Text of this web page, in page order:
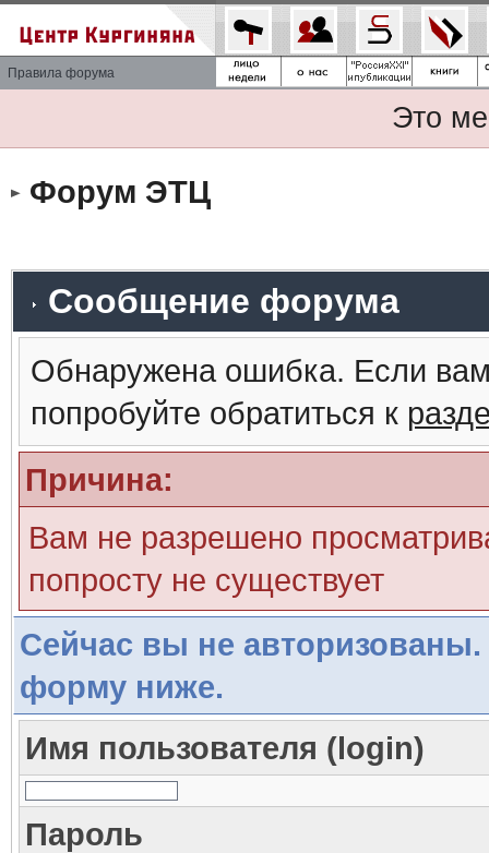
Правила форума
Это
Форум ЭТЦ
Сообщение форума
Обнаружена ошибка. Если
попробуйте обратиться к
Причина:
Вам не разрешено
попросту не существует
Сейчас вы не авторизованы.
форму ниже.
Имя пользователя (login)
Пароль